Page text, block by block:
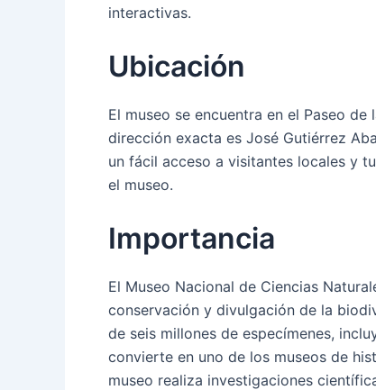
interactivas.
Ubicación
El museo se encuentra en el Paseo
dirección exacta es José Gutiérrez
un fácil acceso a visitantes locales y
el museo.
Importancia
El Museo Nacional de Ciencias
conservación y divulgación de la
de seis millones de especímenes,
convierte en uno de los museos de
museo realiza investigaciones